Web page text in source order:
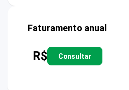
Faturamento anual
R$ Consultar